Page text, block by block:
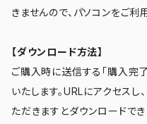
きませんので、パソコンをご利
【ダウンロード方法】
ご購入時に送信する「購入完
いたします。URLにアクセス
ただきますとダウンロードでき